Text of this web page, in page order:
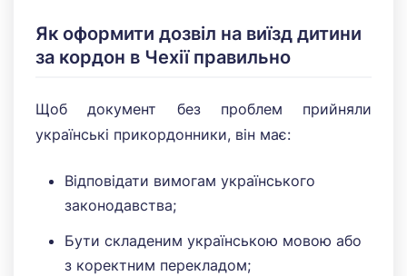
Як оформити дозвіл на виїзд дитини
за кордон в Чехії правильно
Щоб документ без проблем прийняли
українські прикордонники, він має:
Відповідати вимогам українського
законодавства;
Бути складеним українською мовою або
з коректним перекладом;